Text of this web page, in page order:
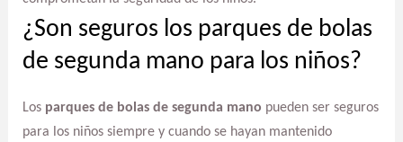
¿Son seguros los parques de bolas
de segunda mano para los niños?
Los parques de bolas de segunda mano pueden ser seguros
para los niños siempre y cuando se hayan mantenido